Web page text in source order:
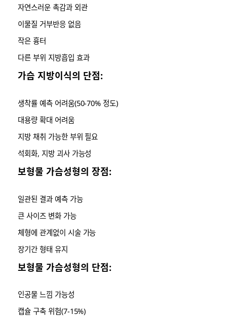
자연스러운 촉감과 외관
이물질 거부반응 없음
작은 흉터
다른 부위 지방흡입 효과
가슴 지방이식의 단점:
생착률 예측 어려움(50-70% 정도)
대용량 확대 어려움
지방 채취 가능한 부위 필요
석회화, 지방 괴사 가능성
보형물 가슴성형의 장점:
일관된 결과 예측 가능
큰 사이즈 변화 가능
체형에 관계없이 시술 가능
장기간 형태 유지
보형물 가슴성형의 단점:
인공물 느낌 가능성
캡슐 구축 위험(7-15%)